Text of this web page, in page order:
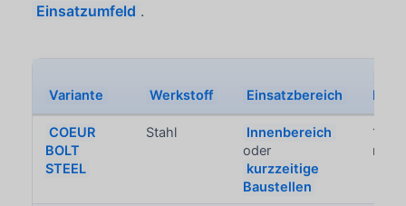
Einsatzumfeld .
Variante Werkstoff Einsatzbereich
COEUR
BOLT
STEEL
Stahl
Innenbereich
oder
kurzzeitige
Baustellen
10
mm